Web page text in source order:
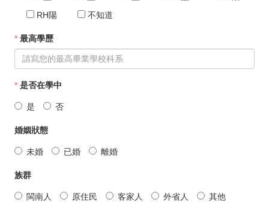
RH陽
不知道
* 最高學歷
* 是否在學中
是 否
婚姻狀態
未婚 已婚 離婚
族群
閩南人 原住民 客家人 外省人 其他